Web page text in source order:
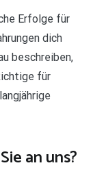
Erfolge für
dich
beschreiben,
für
an uns?